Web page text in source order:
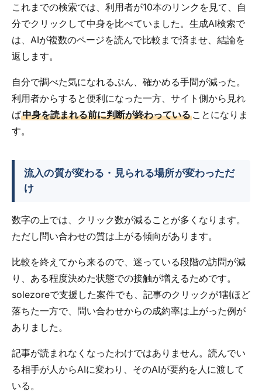
これまでの検索では、利用者が10本のリンクを見て、自
分でクリックして中身を比べていました。生成AI検索で
は、AIが複数のページを読んで比較まで済ませ、結論を
返します。
自分で調べた気になれるぶん、確かめる手間が減った。
利用者からすると便利になった一方、サイト側から見れ
ば中身を読まれる前に判断が終わっている ことになりま
す。
流入の質が変わる・見られる場所が変わっただ
け
数字の上では、クリック数が減ることが多くなります。
ただし問い合わせの質は上がる傾向があります。
比較を終えてから来るので、迷っている段階の訪問が減
り、ある程度決めた状態での接触が増えるためです。
solezoreで支援した案件でも、記事のクリックが1割ほど
落ちた一方で、問い合わせからの成約率は上がった例が
ありました。
記事が読まれなくなったわけではありません。読んでい
る相手が人からAIに変わり、そのAIが要約を人に渡して
いる。